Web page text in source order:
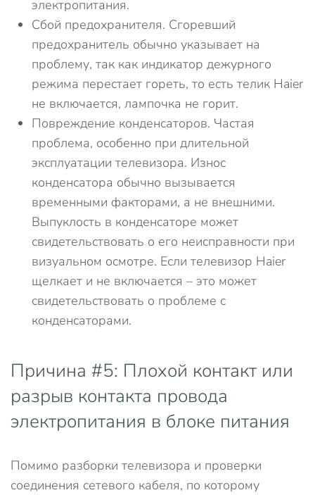
электропитания.
Сбой предохранителя. Сгоревший
предохранитель обычно указывает на
проблему, так как индикатор дежурного
режима перестает гореть, то есть телик Haier
не включается, лампочка не горит.
Повреждение конденсаторов. Частая
проблема, особенно при длительной
эксплуатации телевизора. Износ
конденсатора обычно вызывается
временными факторами, а не внешними.
Выпуклость в конденсаторе может
свидетельствовать о его неисправности при
визуальном осмотре. Если телевизор Haier
щелкает и не включается – это может
свидетельствовать о проблеме с
конденсаторами.
Причина #5: Плохой контакт или
разрыв контакта провода
электропитания в блоке питания
Помимо разборки телевизора и проверки
соединения сетевого кабеля, по которому